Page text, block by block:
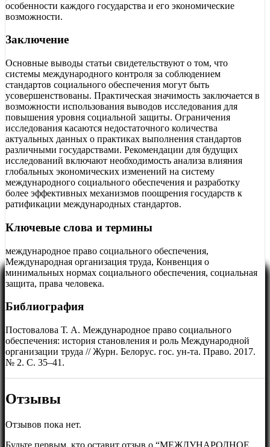
особенности каждого государства и его экономические
возможности.
Заключение
Основные выводы статьи свидетельствуют о том, что
системы международного контроля за соблюдением
стандартов социального обеспечения могут быть
усовершенствованы. Практическая значимость заключается в
возможности использования выводов исследования для
повышения уровня социальной защиты. Ограничения
исследования касаются недостаточного количества
актуальных данных о практиках выполнения стандартов
различными государствами. Рекомендации для будущих
исследований включают необходимость анализа влияния
глобальных экономических изменений на систему
международного социального обеспечения и разработку
более эффективных механизмов поощрения государств к
ратификации международных стандартов.
Ключевые слова и термины
международное право социального обеспечения,
Международная организация труда, Конвенция о
минимальных нормах социального обеспечения, социальная
защита, права человека.
Библиография
Постовалова Т. А. Международное право социального
обеспечения: история становления и роль Международной
организации труда // Журн. Белорус. гос. ун-та. Право. 2017.
№ 2. С. 35–41.
Отзывы
Отзывов пока нет.
Будьте первым, кто оставит отзыв о “МЕЖДУНАРОДНОЕ